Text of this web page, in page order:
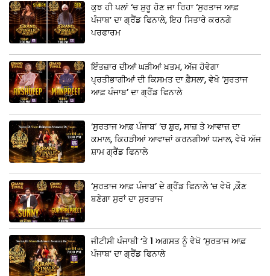
ਕੁਝ ਹੀ ਪਲਾਂ ‘ਚ ਸ਼ੁਰੂ ਹੋਣ ਜਾ ਰਿਹਾ ‘ਸੁਰਤਾਜ ਆਫ਼
ਪੰਜਾਬ’ ਦਾ ਗ੍ਰੈਂਡ ਫਿਨਾਲੇ, ਇਹ ਸਿਤਾਰੇ ਕਰਨਗੇ
ਪਰਫਾਰਮ
ਇੰਤਜ਼ਾਰ ਦੀਆਂ ਘੜੀਆਂ ਖ਼ਤਮ, ਅੱਜ ਹੋਵੇਗਾ
ਪ੍ਰਤੀਭਾਗੀਆਂ ਦੀ ਕਿਸਮਤ ਦਾ ਫ਼ੈਸਲਾ, ਵੇਖੋ ‘ਸੁਰਤਾਜ
ਆਫ਼ ਪੰਜਾਬ’ ਦਾ ਗ੍ਰੈਂਡ ਫਿਨਾਲੇ
‘ਸੁਰਤਾਜ ਆਫ਼ ਪੰਜਾਬ’ ‘ਚ ਸ਼ੁਰ, ਸਾਜ਼ ਤੇ ਆਵਾਜ਼ ਦਾ
ਕਮਾਲ, ਕਿਹੜੀਆਂ ਆਵਾਜ਼ਾਂ ਕਰਨਗੀਆਂ ਧਮਾਲ, ਵੇਖੋ ਅੱਜ
ਸ਼ਾਮ ਗ੍ਰੈਂਡ ਫਿਨਾਲੇ
‘ਸੁਰਤਾਜ ਆਫ਼ ਪੰਜਾਬ’ ਦੇ ਗ੍ਰੈਂਡ ਫਿਨਾਲੇ ‘ਚ ਵੇਖੋ ,ਕੌਣ
ਬਣੇਗਾ ਸੁਰਾਂ ਦਾ ਸੁਰਤਾਜ
ਜੀਟੀਸੀ ਪੰਜਾਬੀ ‘ਤੇ 1 ਅਗਸਤ ਨੂੰ ਵੇਖੋ ‘ਸੁਰਤਾਜ ਆਫ਼
ਪੰਜਾਬ’ ਦਾ ਗ੍ਰੈਂਡ ਫਿਨਾਲੇ